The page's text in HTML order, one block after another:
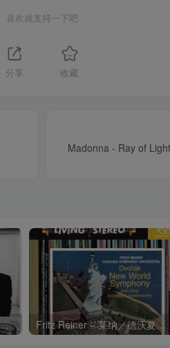
喜欢就支持一下吧
分享 收藏
Madonna - Ray of
Charli xcx – Music, Fashion, FilmⒺ【48kHz／24bit】英国区 Fritz Reiner – 莱纳／德沃夏克：第九交响曲